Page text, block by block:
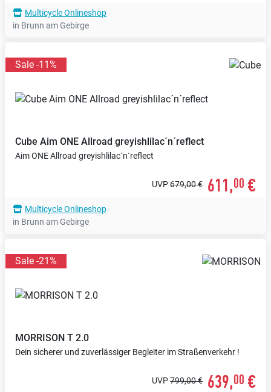
Multicycle Onlineshop
in Brunn am Gebirge
Sale -11%
Cube Aim ONE Allroad greyishlilac´n´reflect
Aim ONE Allroad greyishlilac´n´reflect
UVP679,00 € 611,00 €
Multicycle Onlineshop
in Brunn am Gebirge
Sale -21%
MORRISON T 2.0
Dein sicherer und zuverlässiger Begleiter im Straßenverkehr !
UVP799,00 € 639,00 €